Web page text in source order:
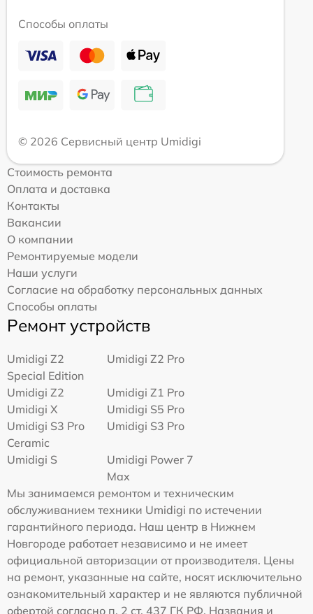
Способы оплаты
© 2026 Сервисный центр Umidigi
Стоимость ремонта
Оплата и доставка
Контакты
Вакансии
О компании
Ремонтируемые модели
Наши услуги
Согласие на обработку персональных данных
Способы оплаты
Ремонт устройств
Umidigi Z2
Special Edition
Umidigi Z2 Pro
Umidigi Z2
Umidigi Z1 Pro
Umidigi X
Umidigi S5 Pro
Umidigi S3 Pro
Ceramic
Umidigi S3 Pro
Umidigi S
Umidigi Power 7
Max
Мы занимаемся ремонтом и техническим
обслуживанием техники Umidigi по истечении
гарантийного периода. Наш центр в Нижнем
Новгороде работает независимо и не имеет
официальной авторизации от производителя. Цены
на ремонт, указанные на сайте, носят исключительно
ознакомительный характер и не являются публичной
офертой согласно п. 2 ст. 437 ГК РФ. Названия и